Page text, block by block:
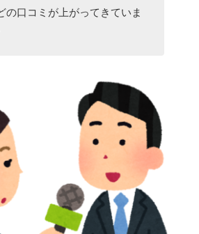
の口コミが上がってきていま